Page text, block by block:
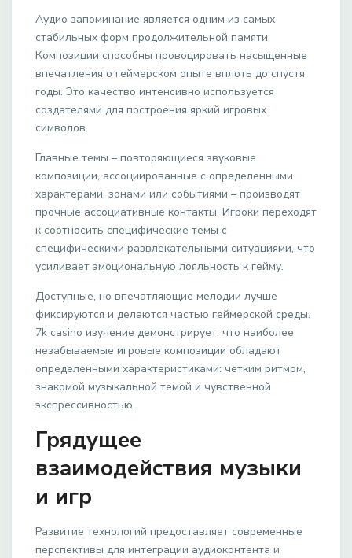
Аудио запоминание является одним из самых
стабильных форм продолжительной памяти.
Композиции способны провоцировать насыщенные
впечатления о геймерском опыте вплоть до спустя
годы. Это качество интенсивно используется
создателями для построения яркий игровых
символов.
Главные темы – повторяющиеся звуковые
композиции, ассоциированные с определенными
характерами, зонами или событиями – производят
прочные ассоциативные контакты. Игроки переходят
к соотносить специфические темы с
специфическими развлекательными ситуациями, что
усиливает эмоциональную лояльность к гейму.
Доступные, но впечатляющие мелодии лучше
фиксируются и делаются частью геймерской среды.
7k casino изучение демонстрирует, что наиболее
незабываемые игровые композиции обладают
определенными характеристиками: четким ритмом,
знакомой музыкальной темой и чувственной
экспрессивностью.
Грядущее
взаимодействия музыки
и игр
Развитие технологий предоставляет современные
перспективы для интеграции аудиоконтента и